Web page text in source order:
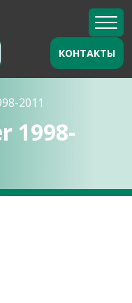
КОНТАКТЫ
2011
1998-